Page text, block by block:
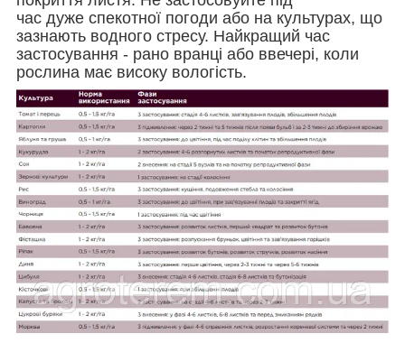
час дуже спекотної погоди або на культурах, що
зазнають водного стресу. Найкращий час
застосування - рано вранці або ввечері, коли
рослина має високу вологість.